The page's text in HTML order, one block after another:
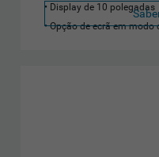
Display de 10 polegadas
Opção de ecrã em modo